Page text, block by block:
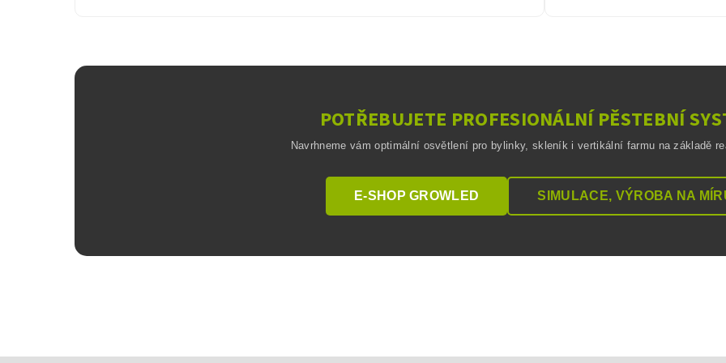
POTŘEBUJETE PROFESIONÁLNÍ PĚSTEBNÍ
Navrhneme vám optimální osvětlení pro bylinky, skleník i vertikální farmu na základě
E-SHOP GROWLED SIMULACE, VÝROBA NA